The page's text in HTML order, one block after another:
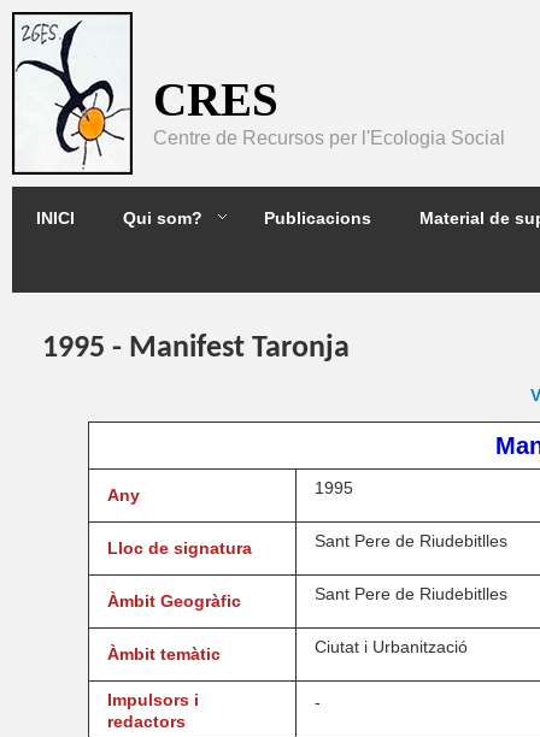
Pasar al contenido principal
CRES
Centre de Recursos per l'Ecologia Social
INICI Qui som? Publicacions Material de
1995 - Manifest Taronja
Any 1995
Lloc de signatura Sant Pere de Riudebitlles
Àmbit Geogràfic Sant Pere de Riudebitlles
Àmbit temàtic Ciutat i Urbanització
Impulsors i
redactors
-